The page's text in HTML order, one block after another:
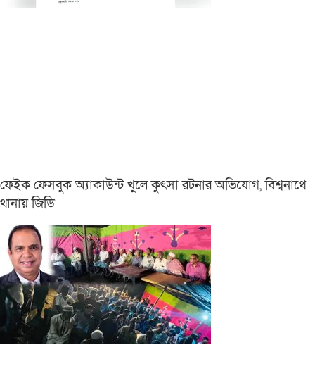
ফেইক ফেসবুক অ্যাকাউন্ট খুলে কুৎসা রটনার অভিযোগ, বিশ্বনাথে
থানায় জিডি